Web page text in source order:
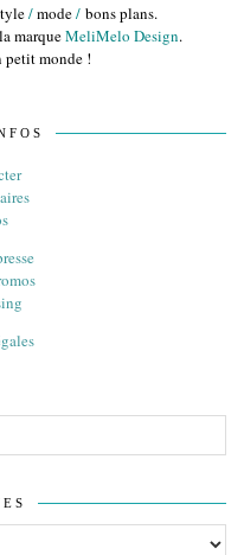
/mode/bons plans.
marqueMeliMelo Design.
petit monde !